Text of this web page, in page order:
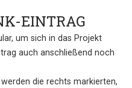
EINTRAG
um sich in das Projekt
auch anschließend noch
die rechts markierten,